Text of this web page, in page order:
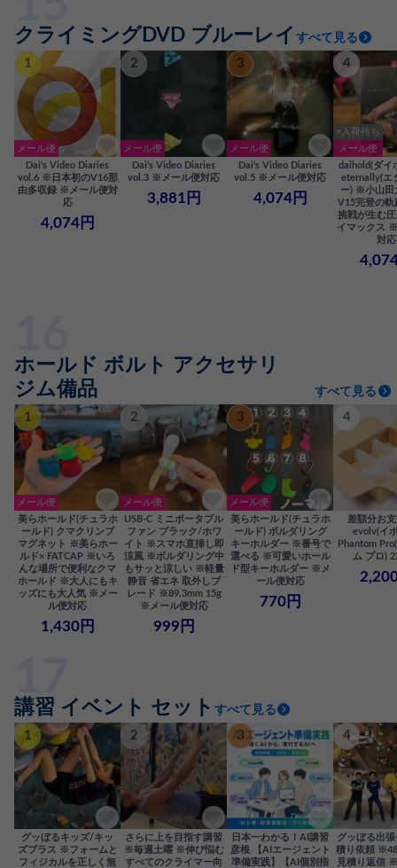
クライミングDVD ブルーレイ すべて見る
1
メール便
Dai‘s Video Diaries
vol.6 ※日本初のV16那
由多収録 ※メール便対
応
4,074円
2
メール便
Dai‘s Video Diaries
vol.3 ※メール便対応
3,881円
3
メール便
Dai‘s Video Diaries
vol.5 ※メール便対応
4,074円
4
×入荷待ち
メール便
daihold(ダイ
eternally(エ
ー) ※小山田
V15完登の
挑戦が生む
イマックス
対応
ホールド ボルト アクセサリ
ジム備品
すべて見る
1
メール便
美らホールド(チュラホ
ールド) クマクリンプ
マグネット ※美らホー
ルド× FATCAP ※いろ
んな場所で便利なクマ
ホールド ※大人にもキ
ッズにも大人気 ※メー
ル便対応
1,430円
2
メール便
USB-C ミニポータブル
ファン ブラック/ホワ
イト ※スマホ直挿し即
涼風 ※ボルダリング中
もサッと涼しい ※軽量
静音 省エネ 取外しブ
レード ※89.3mm 15g
※メール便対応
999円
3
メール便
美らホールド(チュラホ
ールド) ボルダリング
キーホルダー ※番号で
選べる ※可愛いホール
ド型キーホルダー ※メ
ール便対応
770円
4
差額分お
evolv(イ
Phantom
ム プロ)
講習 イベント セット すべて見る
1
グッぼるキッズ/キッ
ズプラス ※フォームと
フィジカルを正しく無
2
さらに上を目指す講習
※毎週土曜 ※伸び悩む
すべてのクライマー向
3
日本一わかる！AI講習
彦根 【AIエージェント
準備実践】【AI個別指
4
グッぼる出
積り依頼
見積り返信